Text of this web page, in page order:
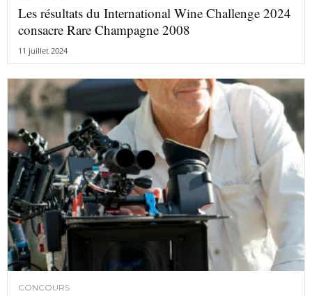
Les résultats du International Wine Challenge 2024
consacre Rare Champagne 2008
11 juillet 2024
CONCOURS